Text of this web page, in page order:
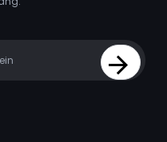
Sign Up